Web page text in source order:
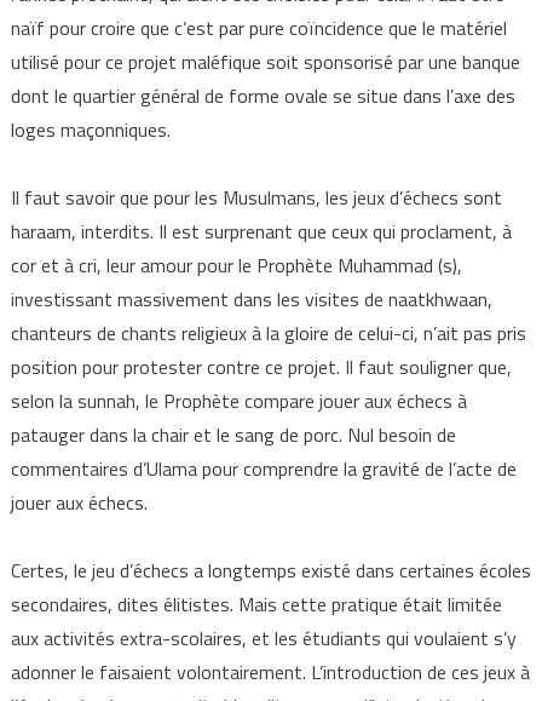
naïf pour croire que c’est par pure coïncidence que le matériel
utilisé pour ce projet maléfique soit sponsorisé par une banque
dont le quartier général de forme ovale se situe dans l’axe des
loges maçonniques.
Il faut savoir que pour les Musulmans, les jeux d’échecs sont
haraam, interdits. Il est surprenant que ceux qui proclament, à
cor et à cri, leur amour pour le Prophète Muhammad (s),
investissant massivement dans les visites de naatkhwaan,
chanteurs de chants religieux à la gloire de celui-ci, n’ait pas pris
position pour protester contre ce projet. Il faut souligner que,
selon la sunnah, le Prophète compare jouer aux échecs à
patauger dans la chair et le sang de porc. Nul besoin de
commentaires d’Ulama pour comprendre la gravité de l’acte de
jouer aux échecs.
Certes, le jeu d’échecs a longtemps existé dans certaines écoles
secondaires, dites élitistes. Mais cette pratique était limitée
aux activités extra-scolaires, et les étudiants qui voulaient s’y
adonner le faisaient volontairement. L’introduction de ces jeux à